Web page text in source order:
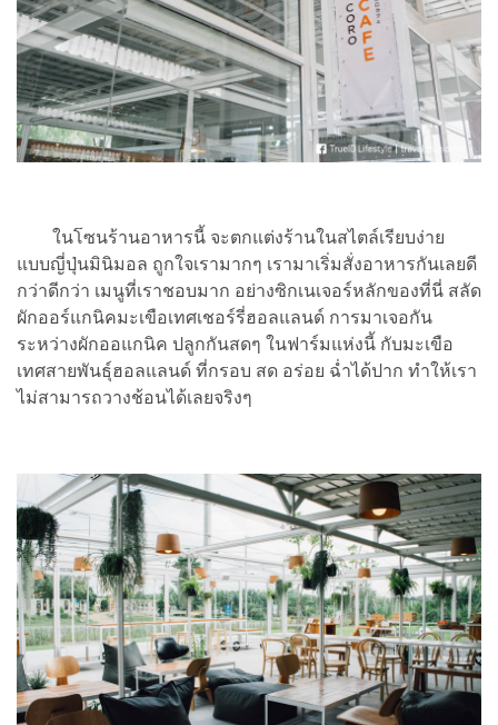
ในโซนร้านอาหารนี้ จะตกแต่งร้านในสไตล์เรียบง่าย
แบบญี่ปุ่นมินิมอล ถูกใจเรามากๆ เรามาเริ่มสั่งอาหารกันเลยดี
กว่าดีกว่า เมนูที่เราชอบมาก อย่างซิกเนเจอร์หลักของที่นี่ สลัด
ผักออร์แกนิคมะเขือเทศเชอร์รี่ฮอลแลนด์ การมาเจอกัน
ระหว่างผักออแกนิค ปลูกกันสดๆ ในฟาร์มแห่งนี้ กับมะเขือ
เทศสายพันธุ์ฮอลแลนด์ ที่กรอบ สด อร่อย ฉ่ำได้ปาก ทำให้เรา
ไม่สามารถวางช้อนได้เลยจริงๆ